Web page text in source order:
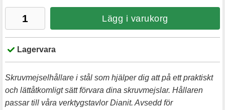
Lägg i varukorg
Lagervara
Skruvmejselhållare i stål som hjälper dig att på ett praktiskt
och lättåtkomligt sätt förvara dina skruvmejslar. Hållaren
passar till våra verktygstavlor Dianit. Avsedd för